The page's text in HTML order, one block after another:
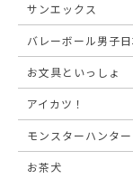
サンエックス
バレーボール男子
お文具といっしょ
アイカツ！
モンスターハンター
お茶犬